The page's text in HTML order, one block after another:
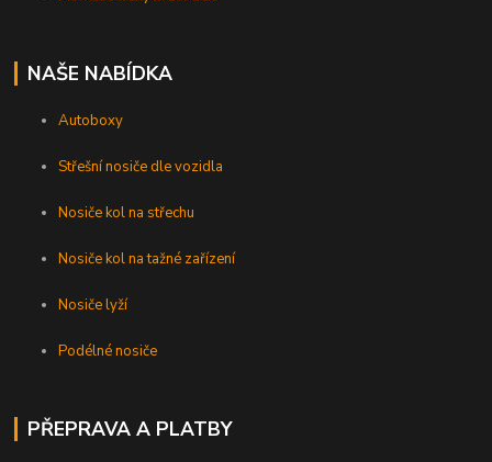
NAŠE NABÍDKA
Autoboxy
Střešní nosiče dle vozidla
Nosiče kol na střechu
Nosiče kol na tažné zařízení
Nosiče lyží
Podélné nosiče
PŘEPRAVA A PLATBY